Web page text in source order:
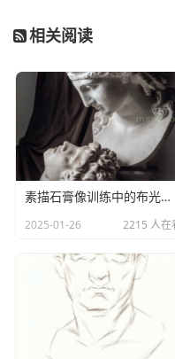
一、分析
在作画之前我们首先需
面的主次关系、虚实关系
五官应作为画面的重点
相关阅读
素描石膏像训练中的布光与摆放
2025-01-26 2215 人在